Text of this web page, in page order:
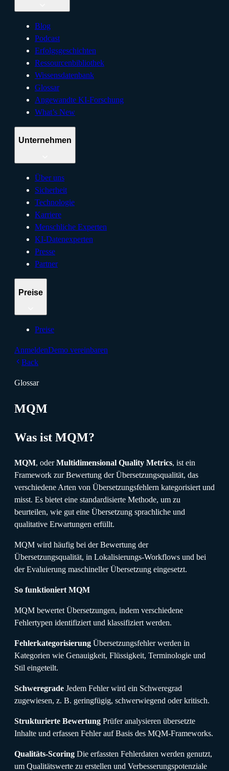
Blog
Podcast
Erfolgsgeschichten
Ressourcenbibliothek
Wissensdatenbank
Glossar
Angewandte KI-Forschung
What’s New
Unternehmen
Über uns
Sicherheit
Technologie
Karriere
Menschliche Experten
KI-Datenexperten
Presse
Partner
Preise
Preise
AnmeldenDemo vereinbaren
Back
Glossar
MQM
Was ist MQM?
MQM, oderMultidimensional Quality Metrics, ist ein
Framework zur Bewertung der Übersetzungsqualität, das
verschiedene Arten von Übersetzungsfehlern kategorisiert und
misst. Es bietet eine standardisierte Methode, um zu
beurteilen, wie gut eine Übersetzung sprachliche und
qualitative Erwartungen erfüllt.
MQM wird häufig bei der Bewertung der
Übersetzungsqualität, in Lokalisierungs-Workflows und bei
der Evaluierung maschineller Übersetzung eingesetzt.
So funktioniert MQM
MQM bewertet Übersetzungen, indem verschiedene
Fehlertypen identifiziert und klassifiziert werden.
Fehlerkategorisierung Übersetzungsfehler werden in
Kategorien wie Genauigkeit, Flüssigkeit, Terminologie und
Stil eingeteilt.
Schweregrade Jedem Fehler wird ein Schweregrad
zugewiesen, z. B. geringfügig, schwerwiegend oder kritisch.
Strukturierte Bewertung Prüfer analysieren übersetzte
Inhalte und erfassen Fehler auf Basis des MQM-Frameworks.
Qualitäts-Scoring Die erfassten Fehlerdaten werden genutzt,
um Qualitätswerte zu erstellen und Verbesserungspotenziale